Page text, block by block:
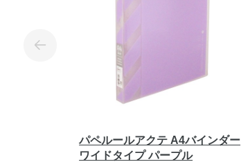
パペルールアクテ A4バインダー
ワイドタイプ パープル